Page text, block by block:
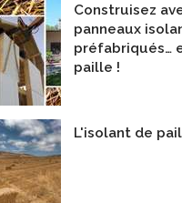
Construisez
panneaux
préfabriqués…
paille !
L'isolant de